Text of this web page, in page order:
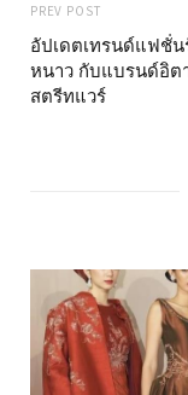
PREV POST
อัปเดตเทรนด์แฟชั่
หนาว กับแบรนด์อิต
สตรีทแวร์